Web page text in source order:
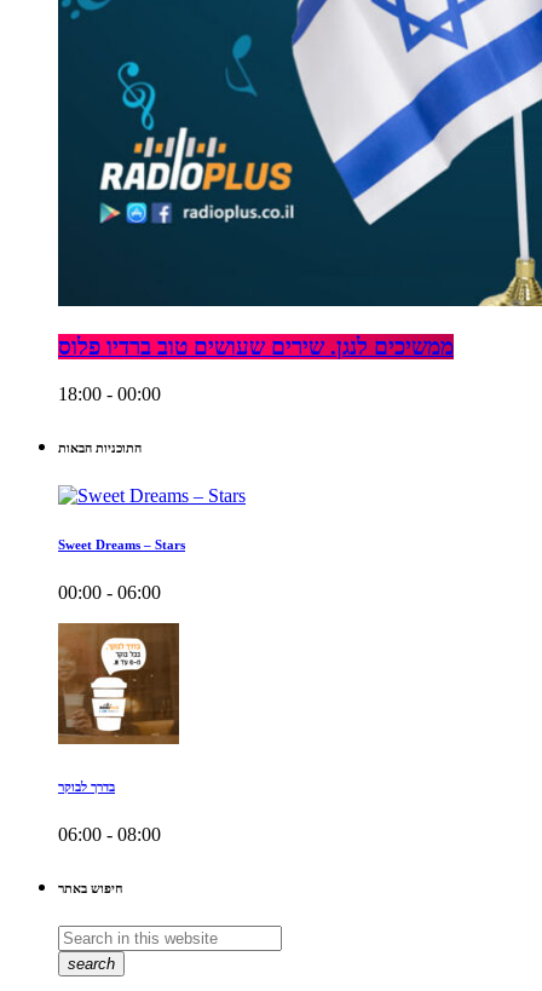
ממשיכים לנגן. שירים שעושים טוב ברדיו פלוס
18:00 - 00:00
התוכניות הבאות
Sweet Dreams – Stars
00:00 - 06:00
בדרך לבוקר
06:00 - 08:00
חיפוש באתר
search